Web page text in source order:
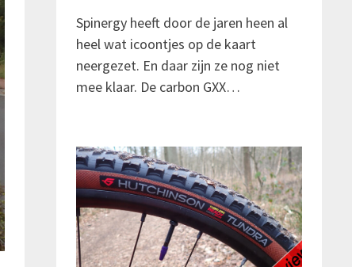
Spinergy heeft door de jaren heen al
heel wat icoontjes op de kaart
neergezet. En daar zijn ze nog niet
mee klaar. De carbon GXX…